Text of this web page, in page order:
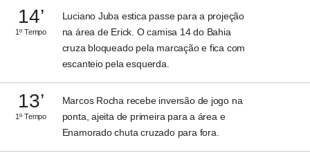
14’
1º Tempo
Luciano Juba estica passe para a projeção
na área de Erick. O camisa 14 do Bahia
cruza bloqueado pela marcação e fica com
escanteio pela esquerda.
13’
1º Tempo
Marcos Rocha recebe inversão de jogo na
ponta, ajeita de primeira para a área e
Enamorado chuta cruzado para fora.